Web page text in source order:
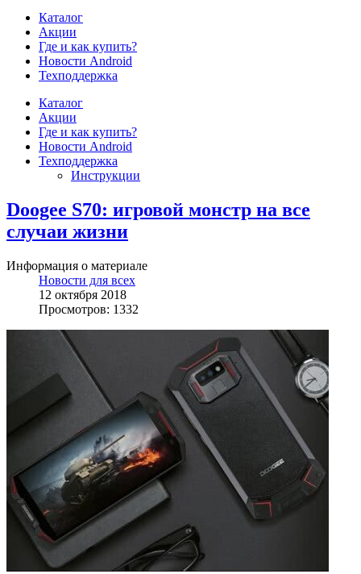
Каталог
Акции
Где и как купить?
Новости Android
Техподдержка
Каталог
Акции
Где и как купить?
Новости Android
Техподдержка
Инструкции
Doogee S70: игровой монстр на все
случаи жизни
Информация о материале
Новости для всех
12 октября 2018
Просмотров: 1332